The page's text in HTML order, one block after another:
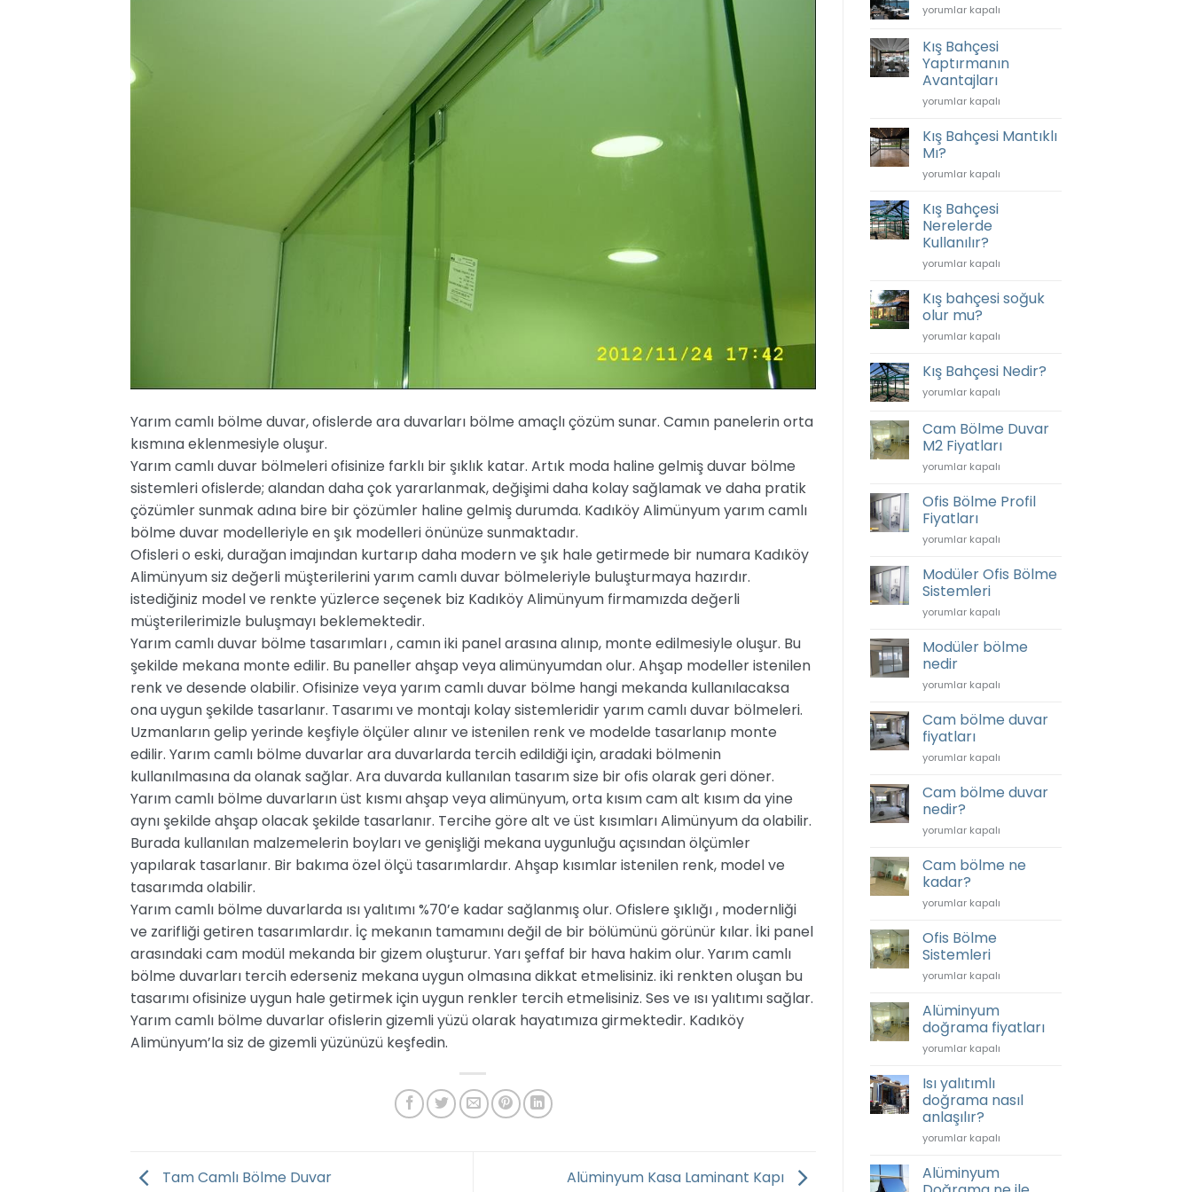
Yarım camlı bölme duvar, ofislerde ara duvarları bölme amaçlı çözüm sunar. Camın panelerin orta
kısmına eklenmesiyle oluşur.
Yarım camlı duvar bölmeleri ofisinize farklı bir şıklık katar. Artık moda haline gelmiş duvar bölme
sistemleri ofislerde; alandan daha çok yararlanmak, değişimi daha kolay sağlamak ve daha pratik
çözümler sunmak adına bire bir çözümler haline gelmiş durumda. Kadıköy Alimünyum yarım camlı
bölme duvar modelleriyle en şık modelleri önünüze sunmaktadır.
Ofisleri o eski, durağan imajından kurtarıp daha modern ve şık hale getirmede bir numara Kadıköy
Alimünyum siz değerli müşterilerini yarım camlı duvar bölmeleriyle buluşturmaya hazırdır.
istediğiniz model ve renkte yüzlerce seçenek biz Kadıköy Alimünyum firmamızda değerli
müşterilerimizle buluşmayı beklemektedir.
Yarım camlı duvar bölme tasarımları , camın iki panel arasına alınıp, monte edilmesiyle oluşur. Bu
şekilde mekana monte edilir. Bu paneller ahşap veya alimünyumdan olur. Ahşap modeller istenilen
renk ve desende olabilir. Ofisinize veya yarım camlı duvar bölme hangi mekanda kullanılacaksa
ona uygun şekilde tasarlanır. Tasarımı ve montajı kolay sistemleridir yarım camlı duvar bölmeleri.
Uzmanların gelip yerinde keşfiyle ölçüler alınır ve istenilen renk ve modelde tasarlanıp monte
edilir. Yarım camlı bölme duvarlar ara duvarlarda tercih edildiği için, aradaki bölmenin
kullanılmasına da olanak sağlar. Ara duvarda kullanılan tasarım size bir ofis olarak geri döner.
Yarım camlı bölme duvarların üst kısmı ahşap veya alimünyum, orta kısım cam alt kısım da yine
aynı şekilde ahşap olacak şekilde tasarlanır. Tercihe göre alt ve üst kısımları Alimünyum da olabilir.
Burada kullanılan malzemelerin boyları ve genişliği mekana uygunluğu açısından ölçümler
yapılarak tasarlanır. Bir bakıma özel ölçü tasarımlardır. Ahşap kısımlar istenilen renk, model ve
tasarımda olabilir.
Yarım camlı bölme duvarlarda ısı yalıtımı %70’e kadar sağlanmış olur. Ofislere şıklığı , modernliği
ve zarifliği getiren tasarımlardır. İç mekanın tamamını değil de bir bölümünü görünür kılar. İki panel
arasındaki cam modül mekanda bir gizem oluşturur. Yarı şeffaf bir hava hakim olur. Yarım camlı
bölme duvarları tercih ederseniz mekana uygun olmasına dikkat etmelisiniz. iki renkten oluşan bu
tasarımı ofisinize uygun hale getirmek için uygun renkler tercih etmelisiniz. Ses ve ısı yalıtımı sağlar.
Yarım camlı bölme duvarlar ofislerin gizemli yüzü olarak hayatımıza girmektedir. Kadıköy
Alimünyum’la siz de gizemli yüzünüzü keşfedin.
Tam Camlı Bölme Duvar Alüminyum Kasa Laminant Kapı
Olur?
Cafe
Bahçesi
için
yorumlar kapalı
Kış Bahçesi
Yaptırmanın
Avantajları
Kış
Yaptırmanın
Avantajları
için
yorumlar kapalı
Kış Bahçesi Mantıklı
Mı?
Kış
Mantıklı
Mı?
için
yorumlar kapalı
Kış Bahçesi
Nerelerde
Kullanılır?
Kış
Nerelerde
Kullanılır?
için
yorumlar kapalı
Kış bahçesi soğuk
olur mu?
Kış
soğuk
olur
mu?
yorumlar kapalı
Kış Bahçesi Nedir?
Kış
Nedir?
için
yorumlar kapalı
Cam Bölme Duvar
M2 Fiyatları
Cam
Duvar
M2
Fiyatları
için
yorumlar kapalı
Ofis Bölme Profil
Fiyatları
Ofis
Profil
Fiyatları
için
yorumlar kapalı
Modüler Ofis Bölme
Sistemleri
Modüler
Bölme
Sistemleri
için
yorumlar kapalı
Modüler bölme
nedir
Modüler
nedir
için
yorumlar kapalı
Cam bölme duvar
fiyatları
Cam
duvar
fiyatları
için
yorumlar kapalı
Cam bölme duvar
nedir?
Cam
duvar
nedir?
için
yorumlar kapalı
Cam bölme ne
kadar?
Cam
ne
kadar?
için
yorumlar kapalı
Ofis Bölme
Sistemleri
Ofis
Sistemleri
için
yorumlar kapalı
Alüminyum
doğrama fiyatları
Alüminyum
fiyatları
için
yorumlar kapalı
Isı yalıtımlı
doğrama nasıl
anlaşılır?
Isı
doğrama
nasıl
yorumlar kapalı
Alüminyum